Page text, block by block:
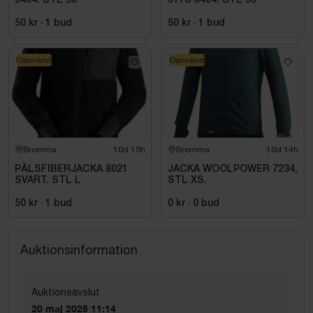
50 kr · 1 bud 50 kr · 1 bud
Bromma 10d 15h
PÄLSFIBERJACKA 8021
SVART. STL L
50 kr · 1 bud
Oanvänd
Bromma 10d 14h
JACKA WOOLPOWER 7234,
STL XS.
0 kr · 0 bud
Oanvänd
Auktionsinformation
Auktionsavslut
20 maj 2026 11:14